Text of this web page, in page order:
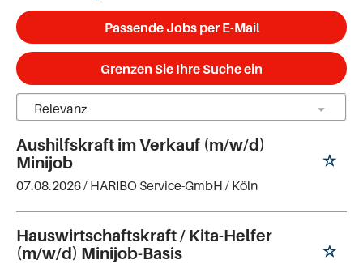
Passende Jobs per E-Mail
Grenzen Sie Ihre Suche ein
Aushilfskraft im Verkauf (m/w/d)
Minijob
07.08.2026 / HARIBO Service-GmbH / Köln
Hauswirtschaftskraft / Kita-Helfer
(m/w/d) Minijob-Basis